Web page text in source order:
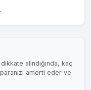
alındığında, kaç
amorti eder ve